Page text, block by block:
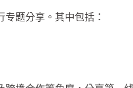
题分享。其中包括：